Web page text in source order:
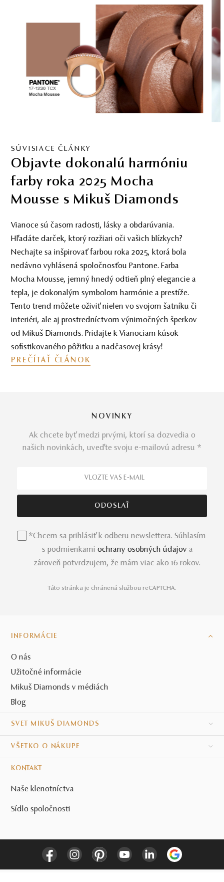
SÚVISIACE ČLÁNKY
Objavte dokonalú harmóniu
farby roka 2025 Mocha
Mousse s Mikuš Diamonds
Vianoce sú časom radosti, lásky a obdarúvania.
Hľadáte darček, ktorý rozžiari oči vašich blízkych?
Nechajte sa inšpirovať farbou roka 2025, ktorá bola
nedávno vyhlásená spoločnosťou Pantone. Farba
Mocha Mousse, jemný hnedý odtieň plný elegancie a
tepla, je dokonalým symbolom harmónie a prestíže.
Tento trend môžete oživiť nielen vo svojom šatníku či
interiéri, ale aj prostredníctvom výnimočných šperkov
od Mikuš Diamonds. Pridajte k Vianociam kúsok
sofistikovaného pôžitku a nadčasovej krásy!
PREČÍTAŤ ČLÁNOK
NOVINKY
Ak chcete byť medzi prvými, ktorí sa dozvedia o
našich novinkách, uveďte svoju e-mailovú adresu *
*Chcem sa prihlásiť k odberu newslettera. Súhlasím
s podmienkami ochrany osobných údajov a
zároveň potvrdzujem, že mám viac ako 16 rokov.
Táto stránka je chránená službou reCAPTCHA.
INFORMÁCIE
O nás
Užitočné informácie
Mikuš Diamonds v médiách
Blog
SVET MIKUŠ DIAMONDS
VŠETKO O NÁKUPE
KONTAKT
Naše klenotníctva
Sídlo spoločnosti